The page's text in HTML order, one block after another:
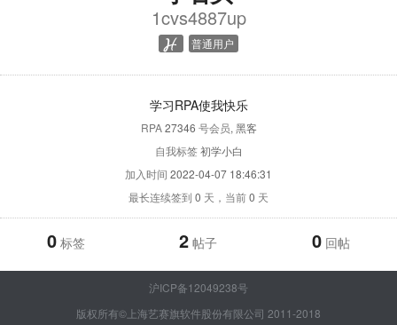
1cvs4887up
普通用户
学习RPA使我快乐
RPA27346 号会员, 黑客
自我标签 初学小白
加入时间 2022-04-07 18:46:31
最长连续签到 0 天，当前0 天
0 标签 2 帖子 0 回帖
沪ICP备12049238号
版权所有©上海艺赛旗软件股份有限公司 2011-2018